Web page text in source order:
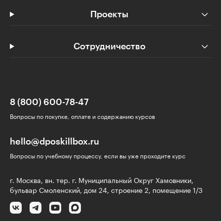
Проекты
Сотрудничество
8 (800) 600-78-47
Вопросы по покупке, оплате и содержанию курсов
hello@dposkillbox.ru
Вопросы по учебному процессу, если вы уже проходите курс
г. Москва, вн. тер. г. Муниципальный Округ Хамовники,
бульвар Смоленский, дом 24, строение 2, помещение 1/3